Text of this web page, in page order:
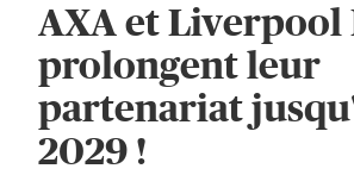
AXA et Liverpool
prolongent leur
partenariat
2029 !